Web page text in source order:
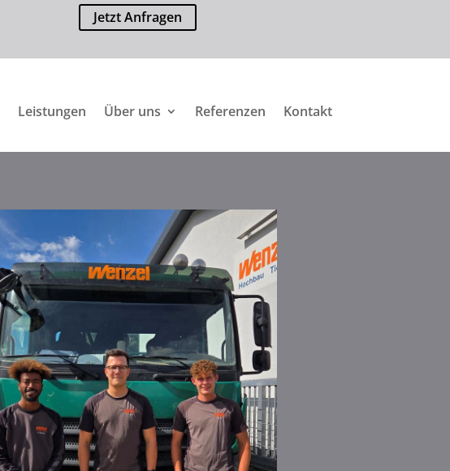
Jetzt Anfragen
Leistungen Über uns Referenzen Kontakt